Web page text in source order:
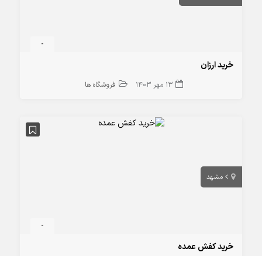
-
خرید ارزان
13 مهر 1403 فروشگاه ها
مشهد
-
خرید کفش عمده